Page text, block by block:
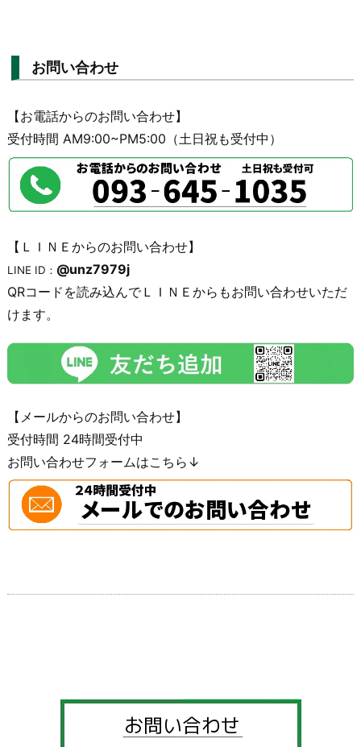
お問い合わせ
【お電話からのお問い合わせ】
受付時間 AM9:00~PM5:00（土日祝も受付中）
【ＬＩＮＥからのお問い合わせ】
LINE ID： @unz7979j
QRコードを読み込んでＬＩＮＥからもお問い合わせいただ
けます。
【メールからのお問い合わせ】
受付時間 24時間受付中
お問い合わせフォームはこちら↓